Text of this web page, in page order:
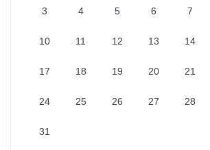
3 4 5 6 7
10 11 12 13 14
17 18 19 20 21
24 25 26 27 28
31